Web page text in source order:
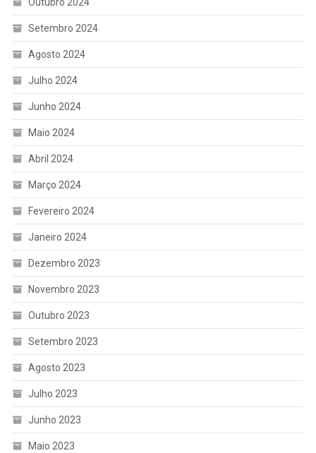
Outubro 2024
Setembro 2024
Agosto 2024
Julho 2024
Junho 2024
Maio 2024
Abril 2024
Março 2024
Fevereiro 2024
Janeiro 2024
Dezembro 2023
Novembro 2023
Outubro 2023
Setembro 2023
Agosto 2023
Julho 2023
Junho 2023
Maio 2023